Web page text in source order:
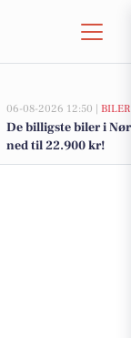
06-08-2026 12:50 | BILER
De billigste biler i
ned til 22.900 kr!